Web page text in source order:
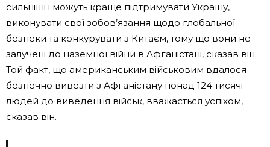
сильніші і можуть краще підтримувати Україну,
виконувати свої зобов’язання щодо глобальної
безпеки та конкурувати з Китаєм, тому що вони не
залучені до наземної війни в Афганістані, сказав він.
Той факт, що американським військовим вдалося
безпечно вивезти з Афганістану понад 124 тисячі
людей до виведення військ, вважається успіхом,
сказав він.